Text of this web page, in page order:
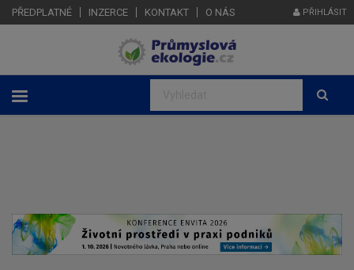
PŘEDPLATNÉ INZERCE KONTAKT O NÁS PŘIHLÁSIT